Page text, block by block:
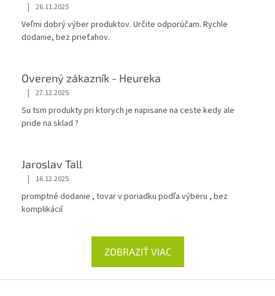
| 26.11.2025
Veľmi dobrý výber produktov. Určite odporúčam. Rychle
dodanie, bez prieťahov.
Overený zákazník - Heureka
| 27.12.2025
Su tsm produkty pri ktorych je napisane na ceste kedy ale
pride na sklad ?
Jaroslav Tall
| 16.12.2025
promptné dodanie , tovar v poriadku podľa výberu , bez
komplikácií
ZOBRAZIŤ VIAC